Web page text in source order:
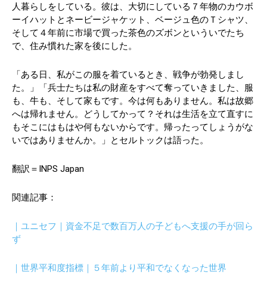
人暮らしをしている。彼は、大切にしている７年物のカウボ
ーイハットとネービージャケット、ベージュ色のＴシャツ、
そして４年前に市場で買った茶色のズボンといういでたち
で、住み慣れた家を後にした。
「ある日、私がこの服を着ているとき、戦争が勃発しまし
た。」「兵士たちは私の財産をすべて奪っていきました、服
も、牛も、そして家もです。今は何もありません。私は故郷
へは帰れません。どうしてかって？それは生活を立て直すに
もそこにはもはや何もないからです。帰ったってしょうがな
いではありませんか。」とセルトックは語った。
翻訳＝INPS Japan
関連記事：
｜ユニセフ｜資金不足で数百万人の子どもへ支援の手が回ら
ず
｜世界平和度指標｜５年前より平和でなくなった世界